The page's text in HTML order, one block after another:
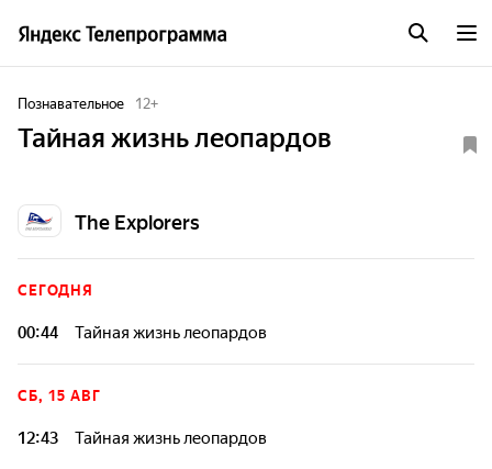
Познавательное 12+
Тайная жизнь леопардов
The Explorers
СЕГОДНЯ
00:44 Тайная жизнь леопардов
СБ, 15 АВГ
12:43 Тайная жизнь леопардов